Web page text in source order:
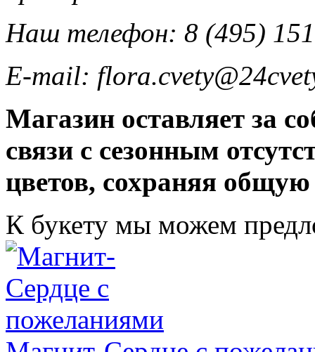
Наш телефон: 8 (495)
E-mail:
Магазин оставляет за
связи с сезонным
цветов, сохраняя
К букету мы можем